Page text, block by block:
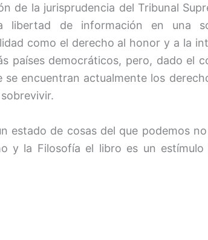
de la jurisprudencia del Tribunal
libertad de información en una
como el derecho al honor y a la
países democráticos, pero, dado el
encuentran actualmente los
estado de cosas del que podemos
y la Filosofía el libro es un estímulo